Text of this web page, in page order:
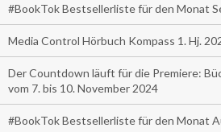
#BookTok Bestsellerliste für den Monat
Media Control Hörbuch Kompass 1. Hj.
Der Countdown läuft für die Premiere:
vom 7. bis 10. November 2024
#BookTok Bestsellerliste für den Monat